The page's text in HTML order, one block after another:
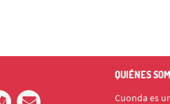
QUIÉNES
Cuonda es